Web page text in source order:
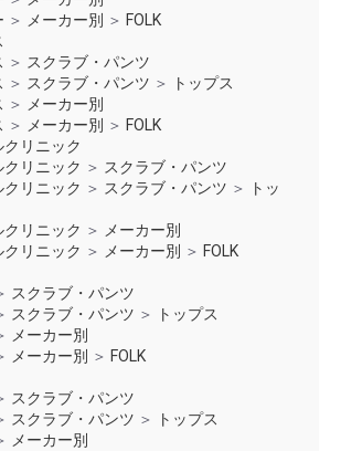
＞ メーカー別 ＞ FOLK
＞ スクラブ・パンツ
＞ スクラブ・パンツ ＞
トップス
＞
メーカー別
＞ メーカー別 ＞ FOLK
リニック
リニック ＞ スクラブ・パンツ
リニック ＞ スクラブ・パンツ ＞
トッ
リニック ＞
メーカー別
リニック ＞ メーカー別 ＞ FOLK
スクラブ・パンツ
スクラブ・パンツ ＞
トップス
メーカー別
メーカー別 ＞ FOLK
スクラブ・パンツ
スクラブ・パンツ ＞
トップス
メーカー別